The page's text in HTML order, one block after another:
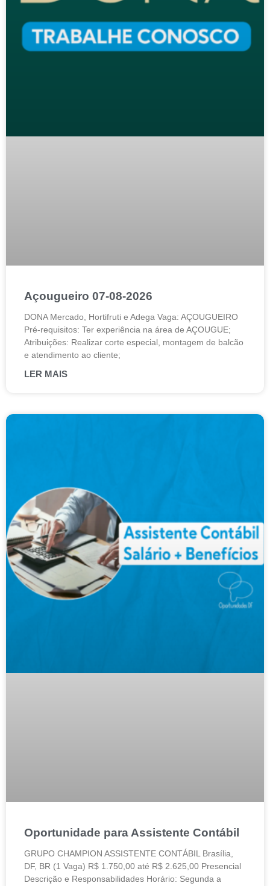
Açougueiro 07-08-2026
DONA Mercado, Hortifruti e Adega Vaga: AÇOUGUEIRO
Pré-requisitos: Ter experiência na área de AÇOUGUE;
Atribuições: Realizar corte especial, montagem de balcão
e atendimento ao cliente;
LER MAIS
Oportunidade para Assistente Contábil
GRUPO CHAMPION ASSISTENTE CONTÁBIL Brasília,
DF, BR (1 Vaga) R$ 1.750,00 até R$ 2.625,00 Presencial
Descrição e Responsabilidades Horário: Segunda a